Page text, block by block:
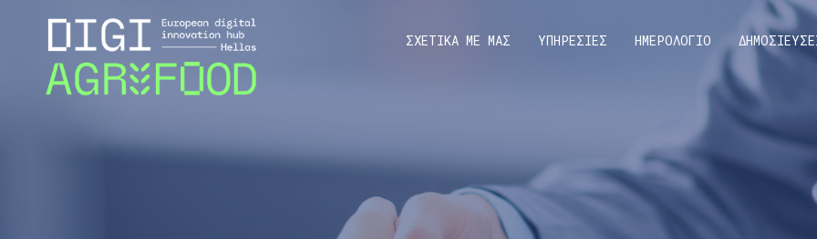
ΣΧΕΤΙΚΑ ΜΕ ΜΑΣ ΥΠΗΡΕΣΙΕΣ ΗΜΕΡΟΛΟΓΙΟ